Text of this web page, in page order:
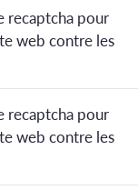
recaptcha pour
web contre les
recaptcha pour
web contre les